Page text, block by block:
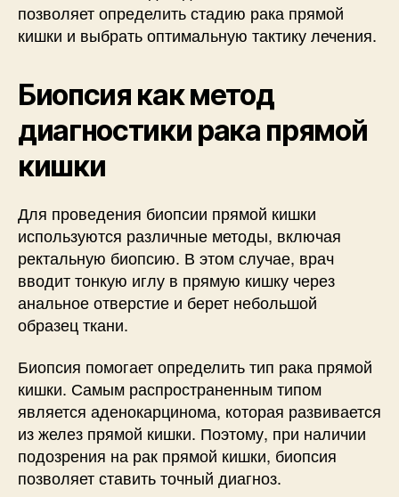
позволяет определить стадию рака прямой
кишки и выбрать оптимальную тактику лечения.
Биопсия как метод
диагностики рака прямой
кишки
Для проведения биопсии прямой кишки
используются различные методы, включая
ректальную биопсию. В этом случае, врач
вводит тонкую иглу в прямую кишку через
анальное отверстие и берет небольшой
образец ткани.
Биопсия помогает определить тип рака прямой
кишки. Самым распространенным типом
является аденокарцинома, которая развивается
из желез прямой кишки. Поэтому, при наличии
подозрения на рак прямой кишки, биопсия
позволяет ставить точный диагноз.